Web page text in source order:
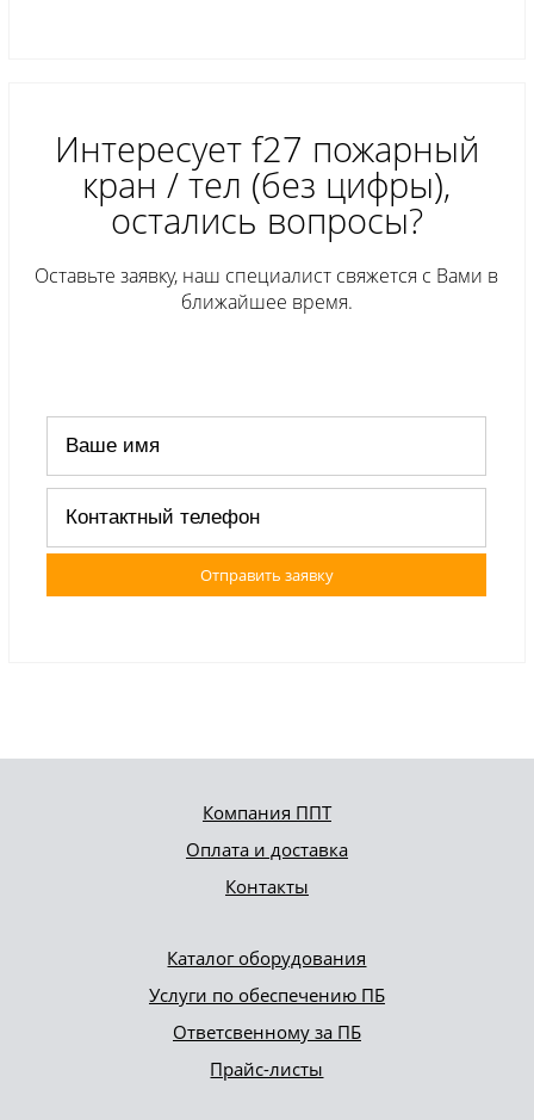
Интересует f27 пожарный
кран / тел (без цифры),
остались вопросы?
Оставьте заявку, наш специалист свяжется с Вами в
ближайшее время.
Отправить заявку
Компания ППТ
Оплата и доставка
Контакты
Каталог оборудования
Услуги по обеспечению ПБ
Ответсвенному за ПБ
Прайс-листы